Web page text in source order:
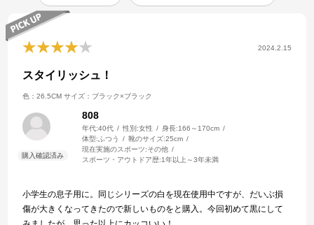
2024.2.15
スタイリッシュ！
色：26.5CM サイズ：ブラック×ブラック
808
年代:40代 性別:女性 身長:166～170cm
体型: ふつう 靴のサイズ:25cm
現在実施のスポーツ:その他
スポーツ・アウトドア歴:1年以上～3年未満
小学生の息子用に。同じシリーズの白を現在使用中ですが、だいぶ損
傷が大きくなってきたので新しいものをと購入。今回初めて黒にして